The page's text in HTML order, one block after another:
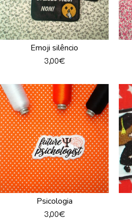
Emoji silêncio
3,00€
Psicologia
3,00€